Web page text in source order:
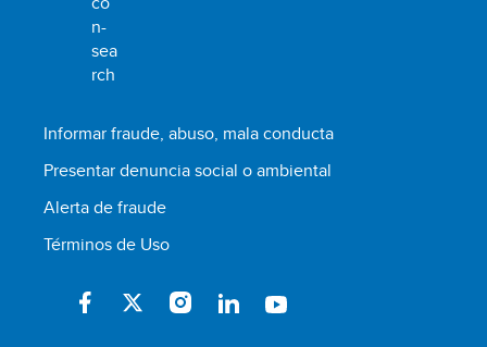
Informar fraude, abuso, mala conducta
Presentar denuncia social o ambiental
Alerta de fraude
Términos de Uso